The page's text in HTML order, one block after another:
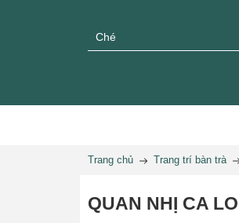
Trang chủ Trang trí bàn trà
QUAN NHỊ CA